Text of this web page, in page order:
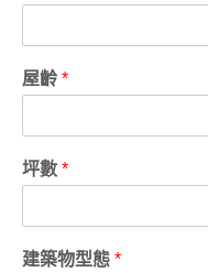
屋齡 *
坪數 *
建築物型態 *